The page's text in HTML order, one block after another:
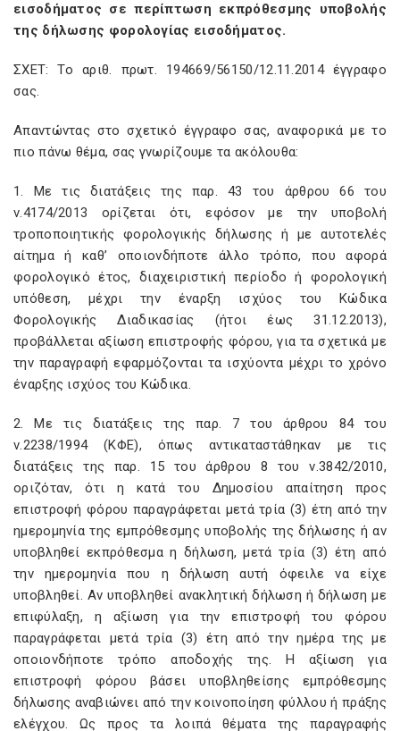
εισοδήματος σε περίπτωση εκπρόθεσμης υποβολής
της δήλωσης φορολογίας εισοδήματος.
ΣΧΕΤ: Το αριθ. πρωτ. 194669/56150/12.11.2014 έγγραφο
σας.
Απαντώντας στο σχετικό έγγραφο σας, αναφορικά με το
πιο πάνω θέμα, σας γνωρίζουμε τα ακόλουθα:
1. Με τις διατάξεις της παρ. 43 του άρθρου 66 του
ν.4174/2013 ορίζεται ότι, εφόσον με την υποβολή
τροποποιητικής φορολογικής δήλωσης ή με αυτοτελές
αίτημα ή καθ’ οποιονδήποτε άλλο τρόπο, που αφορά
φορολογικό έτος, διαχειριστική περίοδο ή φορολογική
υπόθεση, μέχρι την έναρξη ισχύος του Κώδικα
Φορολογικής Διαδικασίας (ήτοι έως 31.12.2013),
προβάλλεται αξίωση επιστροφής φόρου, για τα σχετικά με
την παραγραφή εφαρμόζονται τα ισχύοντα μέχρι το χρόνο
έναρξης ισχύος του Κώδικα.
2. Με τις διατάξεις της παρ. 7 του άρθρου 84 του
ν.2238/1994 (ΚΦΕ), όπως αντικαταστάθηκαν με τις
διατάξεις της παρ. 15 του άρθρου 8 του ν.3842/2010,
οριζόταν, ότι η κατά του Δημοσίου απαίτηση προς
επιστροφή φόρου παραγράφεται μετά τρία (3) έτη από την
ημερομηνία της εμπρόθεσμης υποβολής της δήλωσης ή αν
υποβληθεί εκπρόθεσμα η δήλωση, μετά τρία (3) έτη από
την ημερομηνία που η δήλωση αυτή όφειλε να είχε
υποβληθεί. Αν υποβληθεί ανακλητική δήλωση ή δήλωση με
επιφύλαξη, η αξίωση για την επιστροφή του φόρου
παραγράφεται μετά τρία (3) έτη από την ημέρα της με
οποιονδήποτε τρόπο αποδοχής της. Η αξίωση για
επιστροφή φόρου βάσει υποβληθείσης εμπρόθεσμης
δήλωσης αναβιώνει από την κοινοποίηση φύλλου ή πράξης
ελέγχου. Ως προς τα λοιπά θέματα της παραγραφής